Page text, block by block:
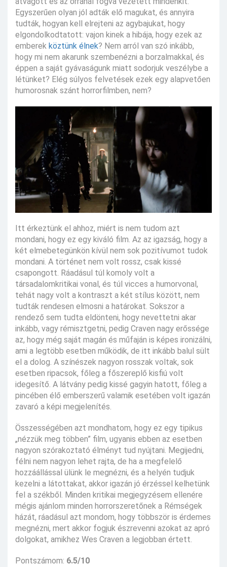
Egyszerűen olyan jól adták elő magukat, és annyira
tudták, hogyan kell elrejteni az agybajukat, hogy
elgondolkodtatott: vajon kinek a hibája, hogy ezek az
emberek köztünk élnek? Nem arról van szó inkább,
hogy mi nem akarunk szembenézni a borzalmakkal, és
éppen a saját gyávaságunk miatt sodorjuk veszélybe a
létünket? Elég súlyos felvetések ezek egy alapvetően
humorosnak szánt horrorfilmben, nem?
Itt érkeztünk el ahhoz, miért is nem tudom azt
mondani, hogy ez egy kiváló film. Az az igazság, hogy a
két elmebetegünkön kívül nem sok pozitívumot tudok
mondani. A történet nem volt rossz, csak kissé
csapongott. Ráadásul túl komoly volt a
társadalomkritikai vonal, és túl vicces a humorvonal,
tehát nagy volt a kontraszt a két stílus között, nem
tudták rendesen elmosni a határokat. Sokszor a
rendező sem tudta eldönteni, hogy nevettetni akar
inkább, vagy rémisztgetni, pedig Craven nagy erőssége
az, hogy még saját magán és műfaján is képes ironizálni,
ami a legtöbb esetben működik, de itt inkább balul sült
el a dolog. A színészek nagyon rosszak voltak, sok
esetben ripacsok, főleg a főszereplő kisfiú volt
idegesítő. A látvány pedig kissé gagyin hatott, főleg a
pincében élő emberszerű valamik esetében volt igazán
zavaró a képi megjelenítés.
Összességében azt mondhatom, hogy ez egy tipikus
„nézzük meg többen” film, ugyanis ebben az esetben
nagyon szórakoztató élményt tud nyújtani. Megijedni,
félni nem nagyon lehet rajta, de ha a megfelelő
hozzáállással ülünk le megnézni, és a helyén tudjuk
kezelni a látottakat, akkor igazán jó érzéssel kelhetünk
fel a székből. Minden kritikai megjegyzésem ellenére
mégis ajánlom minden horrorszeretőnek a Rémségek
házát, ráadásul azt mondom, hogy többször is érdemes
megnézni, mert akkor fogjuk észrevenni azokat az apró
dolgokat, amikhez Wes Craven a legjobban értett.
Pontszámom: 6.5/10